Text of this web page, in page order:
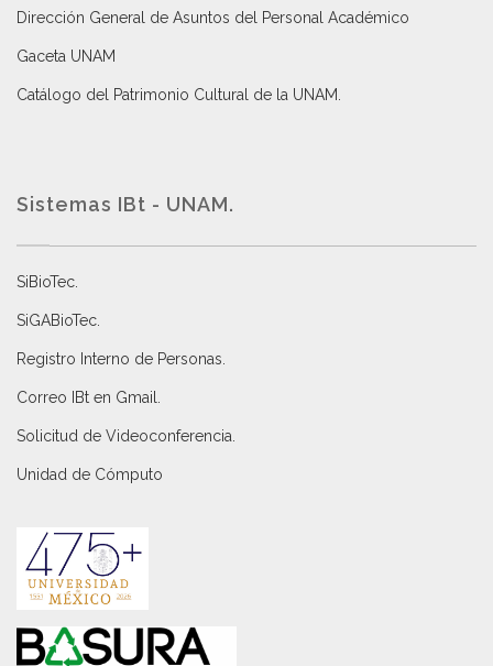
Dirección General de Asuntos del Personal Académico
Gaceta UNAM
Catálogo del Patrimonio Cultural de la UNAM.
Sistemas IBt - UNAM.
SiBioTec
SiGABioTec.
Registro Interno de Personas
Correo IBt en Gmail
Solicitud de Videoconferencia.
Unidad de Cómputo